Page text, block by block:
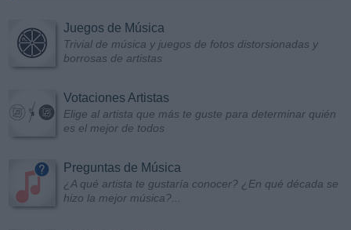
Juegos de Música
Trivial de música y juegos de fotos distorsionadas y
borrosas de artistas
Votaciones Artistas
Elige al artista que más te guste para determinar quién
es el mejor de todos
Preguntas de Música
¿A qué artista te gustaría conocer? ¿En qué década se
hizo la mejor música?...